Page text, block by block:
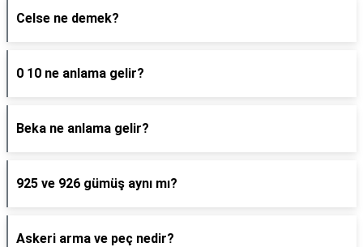
Celse ne demek?
0 10 ne anlama gelir?
Beka ne anlama gelir?
925 ve 926 gümüş aynı mı?
Askeri arma ve peç nedir?